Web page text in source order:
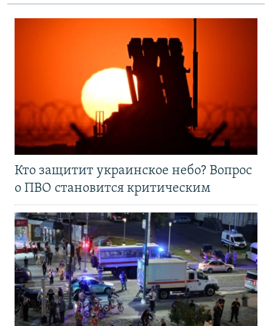
Кто защитит украинское небо? Вопрос
о ПВО становится критическим